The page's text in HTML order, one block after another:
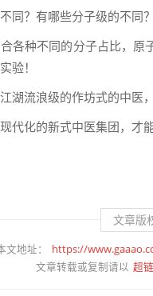
同？有哪些分子级的不同
各种不同的分子占比，
验！
湖流浪级的作坊式的中医
代化的新式中医集团，才
文章版
文地址： https://
文章转载或复制请以 超